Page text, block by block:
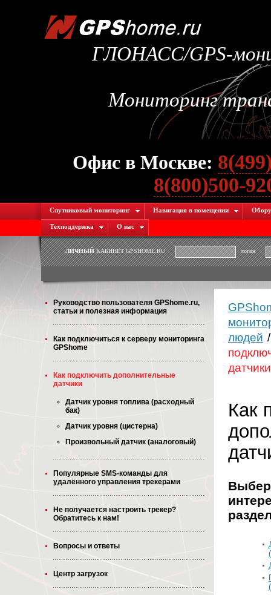
ГЛОНАСС/GPS-
Мониторинг
Офис в Москве:
8(800)500-
Спутниковый мониторинг Навигация в помещении
Техподдержка О нас
ЛИЧНЫЙКАБИНЕТ GPSHOME.RU логин
Руководство пользователя GPShome.ru,
статьи и полезная информация
Как подключиться к серверу мониторинга
GPShome
Как подключить дополнительные
датчики
Датчик уровня топлива (расходный
бак)
Датчик уровня (цистерна)
Произвольный датчик (аналоговый)
Популярные SMS-команды для
удалённого управления трекерами
Не получается настроить трекер?
Обратитесь к нам!
Вопросы и ответы
Центр загрузок
людей /
датчики
Как